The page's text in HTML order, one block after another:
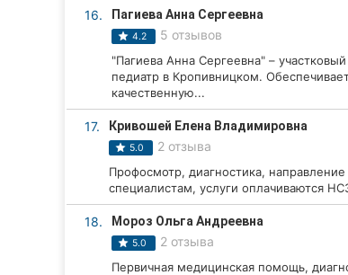
16. Пагиева Анна Сергеевна
4.2 5 отзывов
"Пагиева Анна Сергеевна" –
педиатр в Кропивницком.
качественную...
17. Кривошей Елена Владимировна
5.0 2 отзыва
Профосмотр, диагностика, направление
специалистам, услуги оплачиваются
18. Мороз Ольга Андреевна
5.0 2 отзыва
Первичная медицинская помощь,